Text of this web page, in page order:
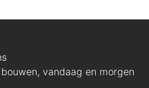
vandaag en morgen